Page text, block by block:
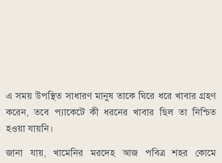
এ সময় উপস্থিত সাধারণ মানুষ তাকে ঘিরে ধরে খাবার গ্রহণ
করেন, তবে প্যাকেটে কী ধরনের খাবার ছিল তা নিশ্চিত
হওয়া যায়নি।
জানা যায়, খামেনির মরদেহ আজ পবিত্র শহর কোমে